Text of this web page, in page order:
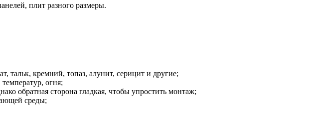
плит разного размеры.
тальк, кремний, топаз, алунит, серицит и другие;
огня;
обратная сторона гладкая, чтобы упростить монтаж;
среды;